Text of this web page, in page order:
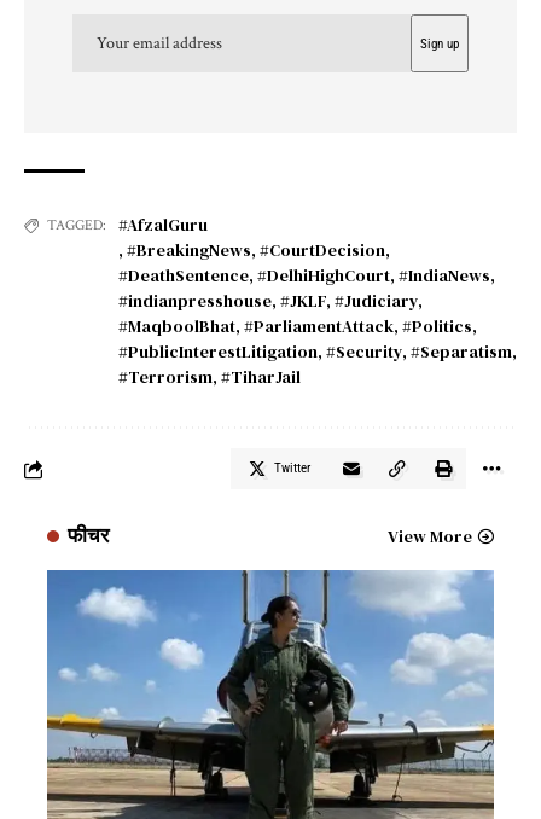
TAGGED:
#AfzalGuru
, #BreakingNews, #CourtDecision,
#DeathSentence, #DelhiHighCourt, #IndiaNews,
#indianpresshouse, #JKLF, #Judiciary,
#MaqboolBhat, #ParliamentAttack, #Politics,
#PublicInterestLitigation, #Security, #Separatism,
#Terrorism, #TiharJail
Twitter
फीचर View More